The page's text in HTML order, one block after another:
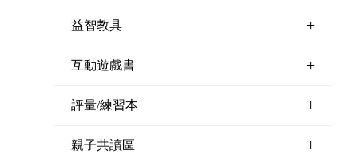
益智教具 +
互動遊戲書 +
評量/練習本 +
親子共讀區 +